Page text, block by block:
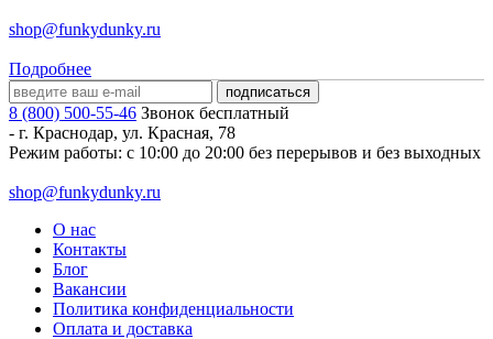
shop@funkydunky.ru
Подробнее
8 (800) 500-55-46 Звонок бесплатный
- г. Краснодар, ул. Красная, 78
Режим работы: с 10:00 до 20:00 без перерывов и без выходных
shop@funkydunky.ru
О нас
Контакты
Блог
Вакансии
Политика конфиденциальности
Оплата и доставка